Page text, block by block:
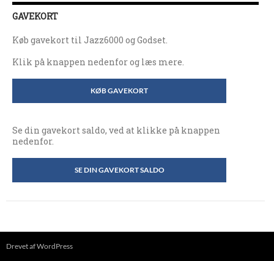
GAVEKORT
Køb gavekort til Jazz6000 og Godset.
Klik på knappen nedenfor og læs mere.
KØB GAVEKORT
Se din gavekort saldo, ved at klikke på knappen
nedenfor.
SE DIN GAVEKORT SALDO
Drevet af WordPress